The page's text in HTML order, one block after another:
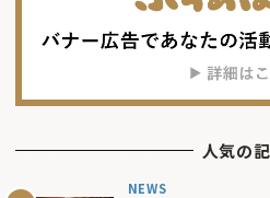
人気の
NEWS